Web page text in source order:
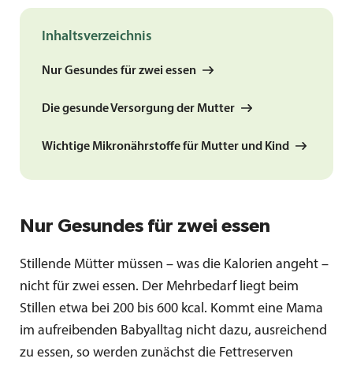
Inhaltsverzeichnis
Nur Gesundes für zwei essen
Die gesunde Versorgung der Mutter
Wichtige Mikronährstoffe für Mutter und Kind
Nur Gesundes für zwei essen
Stillende Mütter müssen – was die Kalorien angeht –
nicht für zwei essen. Der Mehrbedarf liegt beim
Stillen etwa bei 200 bis 600 kcal. Kommt eine Mama
im aufreibenden Babyalltag nicht dazu, ausreichend
zu essen, so werden zunächst die Fettreserven